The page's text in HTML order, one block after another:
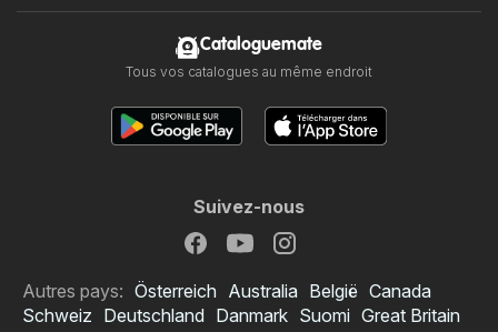
Cataloguemate
Tous vos catalogues au même endroit
Suivez-nous
Autres pays: Österreich Australia België Canada
Schweiz Deutschland Danmark Suomi Great Britain